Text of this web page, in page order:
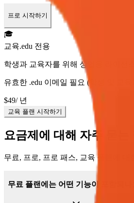
프로 시작하기
🎓
교육.edu 전용
학생과 교육자를 위해 상업용 라이선
유효한 .edu 이메일 필요 (학생 및 교육
$49/ 년
교육 플랜 시작하기
요금제에 대해 자주 묻는
무료, 프로, 프로 패스, 교육 플랜에 대
무료 플랜에는 어떤 기능이 포함되나